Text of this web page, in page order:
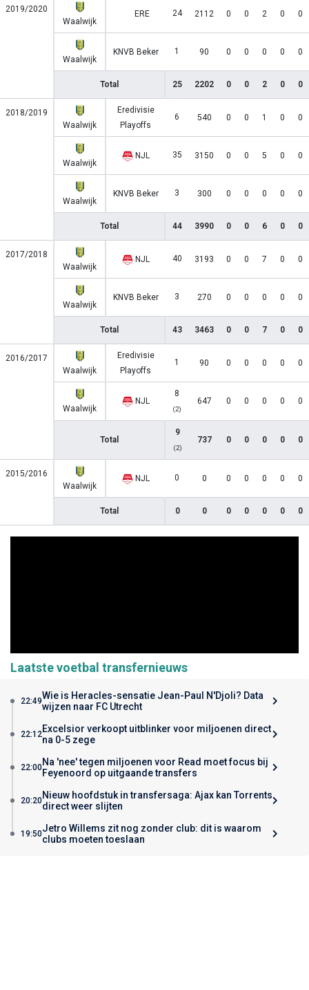
2019/2020
Waalwijk
ERE 24 2112 0 0 2 0 0
Waalwijk
KNVB Beker 1 90 0 0 0 0 0
Total 25 2202 0 0 2 0 0
2018/2019
Waalwijk
Eredivisie
Playoffs
6 540 0 0 1 0 0
Waalwijk
NJL 35 3150 0 0 5 0 0
Waalwijk
KNVB Beker 3 300 0 0 0 0 0
Total 44 3990 0 0 6 0 0
2017/2018
Waalwijk
NJL 40 3193 0 0 7 0 0
Waalwijk
KNVB Beker 3 270 0 0 0 0 0
Total 43 3463 0 0 7 0 0
2016/2017
Waalwijk
Eredivisie
Playoffs
1 90 0 0 0 0 0
Waalwijk
NJL
8
(2)
647 0 0 0 0 0
Total
9
(2)
737 0 0 0 0 0
2015/2016
Waalwijk
NJL 0 0 0 0 0 0 0
Total 0 0 0 0 0 0 0
Laatste voetbal transfernieuws
22:49Wie is Heracles-sensatie Jean-Paul N'Djoli? Data
wijzen naar FC Utrecht
22:12Excelsior verkoopt uitblinker voor miljoenen direct
na 0-5 zege
22:00Na 'nee' tegen miljoenen voor Read moet focus bij
Feyenoord op uitgaande transfers
20:20Nieuw hoofdstuk in transfersaga: Ajax kan Torrents
direct weer slijten
19:50Jetro Willems zit nog zonder club: dit is waarom
clubs moeten toeslaan